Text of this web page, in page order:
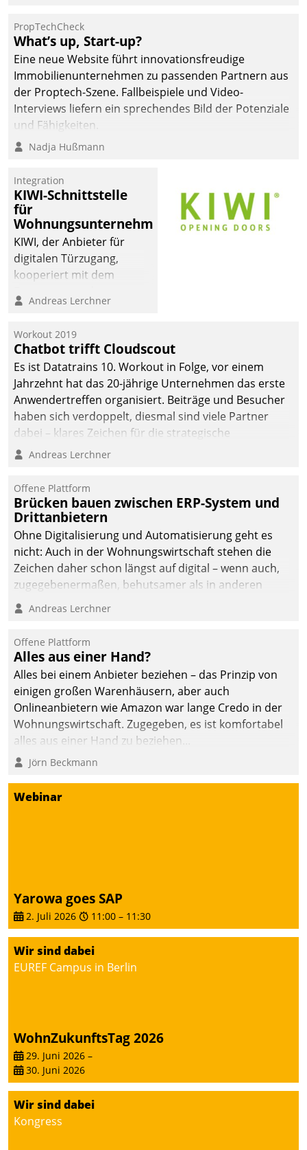
PropTechCheck
What’s up, Start-up?
Eine neue Website führt innovationsfreudige
Immobilienunternehmen zu passenden Partnern aus
der Proptech-Szene. Fallbeispiele und Video-
Interviews liefern ein sprechendes Bild der Potenziale
und Fähigkeiten.
Nadja Hußmann
Integration
KIWI-Schnittstelle
für
Wohnungsunternehmen
KIWI, der Anbieter für
digitalen Türzugang,
kooperiert mit dem
Softwareentwicklungshaus
Andreas Lerchner
Workout 2019
Chatbot trifft Cloudscout
Es ist Datatrains 10. Workout in Folge, vor einem
Jahrzehnt hat das 20-jährige Unternehmen das erste
Anwendertreffen organisiert. Beiträge und Besucher
haben sich verdoppelt, diesmal sind viele Partner
dabei – klares Zeichen für die strategische
Fokussierung auf den Kunden.
Andreas Lerchner
Offene Plattform
Brücken bauen zwischen ERP-System und
Drittanbietern
Ohne Digitalisierung und Automatisierung geht es
nicht: Auch in der Wohnungswirtschaft stehen die
Zeichen daher schon längst auf digital – wenn auch,
zugegebenermaßen, behutsamer als in anderen
Branchen.
Andreas Lerchner
Offene Plattform
Alles aus einer Hand?
Alles bei einem Anbieter beziehen – das Prinzip von
einigen großen Warenhäusern, aber auch
Onlineanbietern wie Amazon war lange Credo in der
Wohnungswirtschaft. Zugegeben, es ist komfortabel
alles aus einer Hand zu beziehen...
Jörn Beckmann
Webinar
Yarowa goes SAP
2. Juli 2026 11:00 – 11:30
Wir sind dabei
EUREF Campus in Berlin
WohnZukunftsTag 2026
29. Juni 2026 –
30. Juni 2026
Wir sind dabei
Kongress